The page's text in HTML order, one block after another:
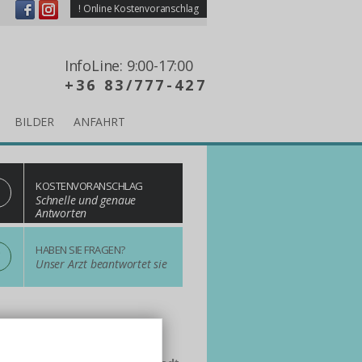
! Online Kostenvoranschlag
InfoLine: 9:00-17:00
+36 83/777-427
BILDER ANFAHRT
KOSTENVORANSCHLAG
Schnelle und genaue
Antworten
HABEN SIE FRAGEN?
Unser Arzt beantwortet sie
Wählen Sie uns!